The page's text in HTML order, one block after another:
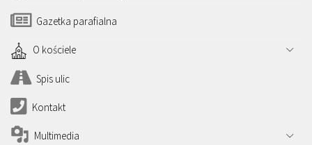
Gazetka parafialna
O kościele
Spis ulic
Kontakt
Multimedia